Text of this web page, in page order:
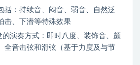
括：持续音、闷音、弱音、自然泛
击、下潜等特殊效果
演奏方式：即时八度、装饰音、颤
全音击弦和滑弦（基于力度及与节